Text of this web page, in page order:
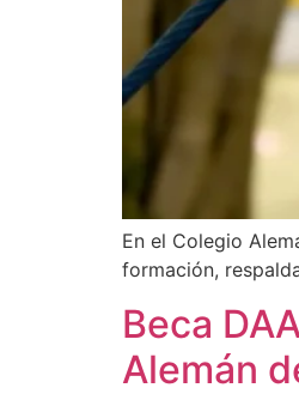
En el Colegio
formación,
Beca
Alemán